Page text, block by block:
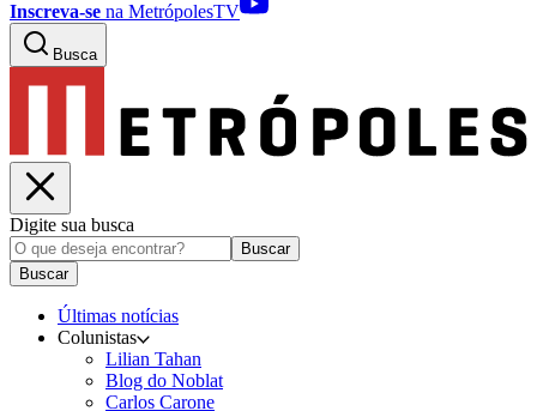
Inscreva-se na MetrópolesTV
Busca
Digite sua busca
Buscar
Buscar
Últimas notícias
Colunistas
Lilian Tahan
Blog do Noblat
Carlos Carone